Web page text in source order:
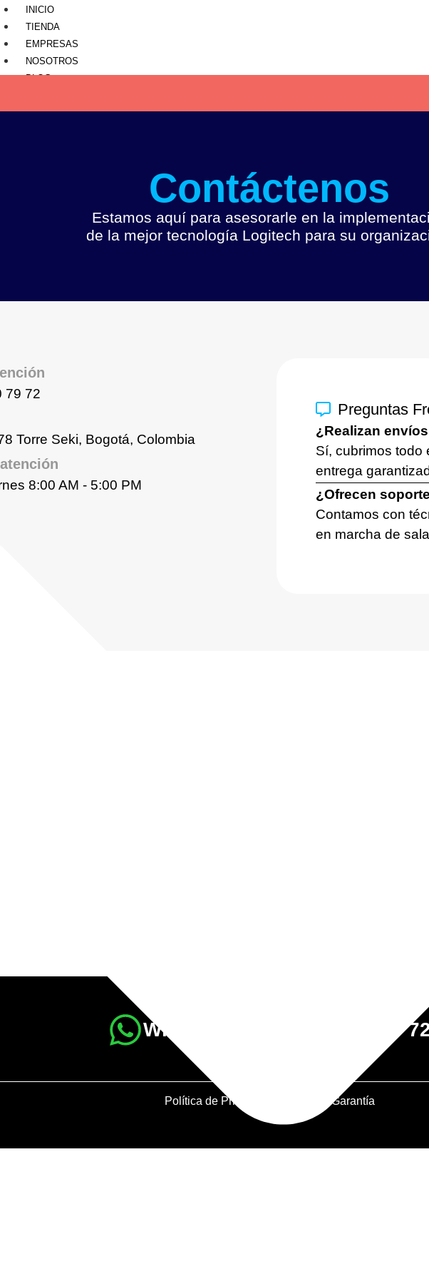
INICIO
TIENDA
EMPRESAS
NOSOTROS
BLOG
Contáctenos
Estamos aquí para asesorarle en la
de la mejor tecnología Logitech para su
79 72
Torre Seki, Bogotá, Colombia
8:00 AM - 5:00 PM
Preguntas
¿Realizan
Sí, cubrimos todo
entrega
¿Ofrecen
Contamos con
en marcha de
WhatsApp +57 (312) 480 79
Política de Privacidad Política de Garantía